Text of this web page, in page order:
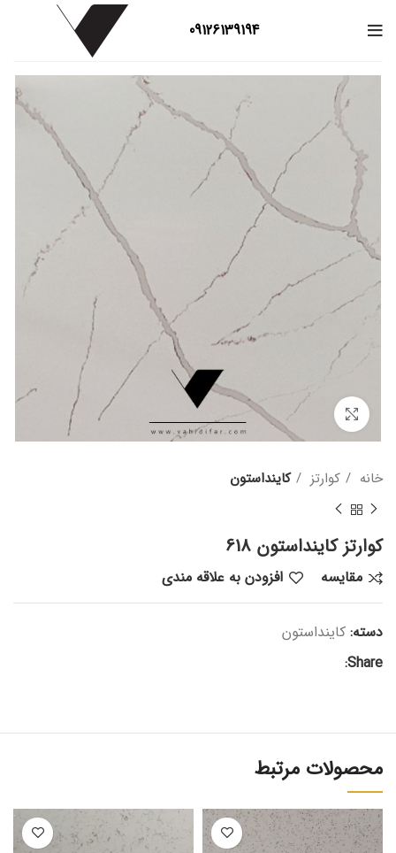
09126139194
بزرگنمایی تصویر
خانه کوارتز کاینداستون
کوارتز کاینداستون 618
مقایسه افزودن به علاقه مندی
دسته: کاینداستون
Share:
محصولات مرتبط